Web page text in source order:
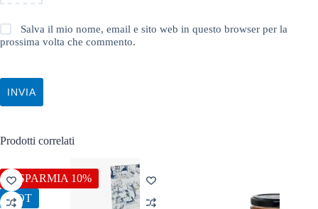
Salva il mio nome, email e sito web in questo browser per la
prossima volta che commento.
INVIA
Prodotti correlati
RISPARMIA 10%
HOT